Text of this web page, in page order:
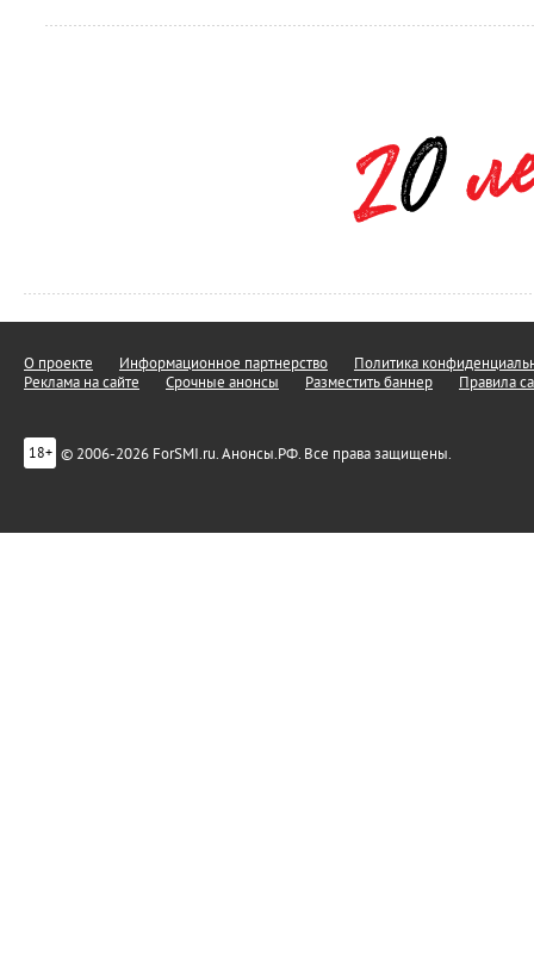
О проекте Информационное партнерство
Политика
Реклама на сайте
Срочные анонсы Разместить баннер Правила
18+ © 2006-2026 ForSMI.ru. Анонсы.РФ. Все права защищены.